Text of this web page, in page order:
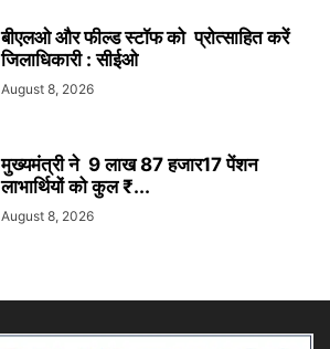
बीएलओ और फील्ड स्टॉफ को प्रोत्साहित करें
जिलाधिकारी : सीईओ
August 8, 2026
मुख्यमंत्री ने 9 लाख 87 हजार17 पेंशन
लाभार्थियों को कुल ₹...
August 8, 2026